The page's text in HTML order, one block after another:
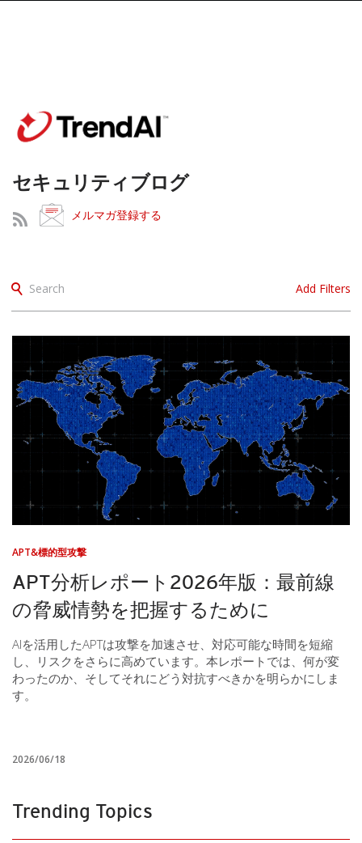
セキュリティブログ
メルマガ登録する
Search Add Filters
APT&標的型攻撃
APT分析レポート2026年版：最前線
の脅威情勢を把握するために
AIを活用したAPTは攻撃を加速させ、対応可能な時間を短縮
し、リスクをさらに高めています。本レポートでは、何が変
わったのか、そしてそれにどう対抗すべきかを明らかにしま
す。
2026/06/18
Trending Topics